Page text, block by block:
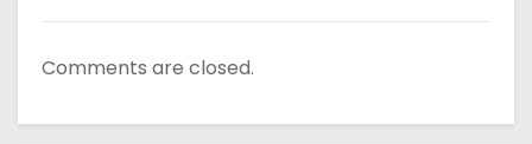
Comments are closed.